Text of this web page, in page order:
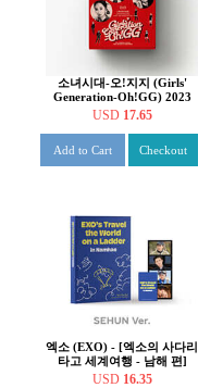
소녀시대-오!지지 (Girls'
Generation-Oh!GG) 2023
시즌 그리팅
USD 17.65
Add to Cart Checkout
엑소 (EXO) - [엑소의 사다리
타고 세계여행 - 남해 편]
PHOTO STORY BOOK
USD 16.35